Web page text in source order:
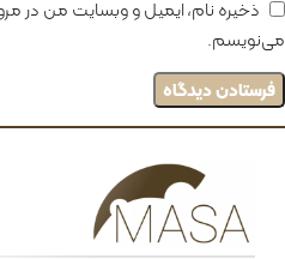
ذخیره نام، ایمیل و وبسایت من در
می‌نویسم.